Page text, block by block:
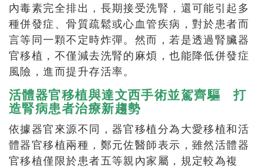
內毒素完全排出，長期接受洗腎，還可能引起多
種併發症、骨質疏鬆或心血管疾病，對於患者而
言等同一顆不定時炸彈。然而，若是透過腎臟器
官移植，不僅減去洗腎的麻煩，也能降低併發症
風險，進而提升存活率。
活體器官移植與達文西手術並駕齊驅 打
造腎病患者治療新趨勢
依據器官來源不同，器官移植分為大愛移植和活
體器官移植兩種，鄭元佐醫師表示，雖然活體器
官移植僅限於患者五等親內家屬，規定較為複